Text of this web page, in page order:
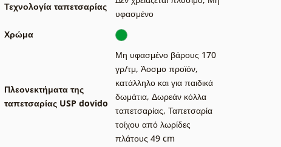
Τεχνολογία ταπετσαρίας
υφασμένο
Χρώμα
Πλεονεκτήματα της
ταπετσαρίας USP dovido
Μη υφασμένο βάρους 170
γρ/τμ, Άοσμο προϊόν,
κατάλληλο και για παιδικά
δωμάτια, Δωρεάν κόλλα
ταπετσαρίας, Ταπετσαρία
τοίχου από λωρίδες
πλάτους 49 cm